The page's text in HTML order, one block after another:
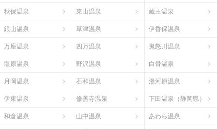
秋保温泉 東山温泉 蔵王温泉
銀山温泉 草津温泉 伊香保温泉
万座温泉 四万温泉 鬼怒川温泉
塩原温泉 野沢温泉 白骨温泉
月岡温泉 石和温泉 湯河原温泉
伊東温泉 修善寺温泉 下田温泉（静岡県）
和倉温泉 山中温泉 あわら温泉